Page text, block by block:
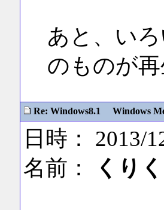
あと、い
のものが
Re: Windows8.1 Windows
日時： 2013/
名前：
くり